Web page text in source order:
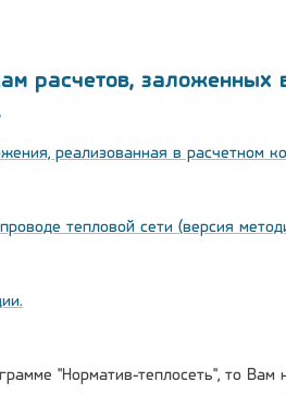
расчетов, заложенных
реализованная в расчетном
тепловой сети (версия
"Норматив-теплосеть", то Вам